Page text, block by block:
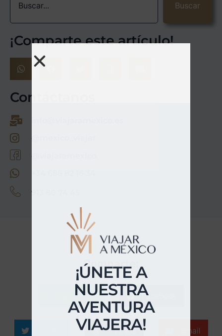
Buscar
¡Comparte este artículo!
Contáctanos
913 80 74 45
Comparte:
WhatsApp Facebook
Threads Email
¡ÚNETE A
NUESTRA
AVENTURA
VIAJERA!